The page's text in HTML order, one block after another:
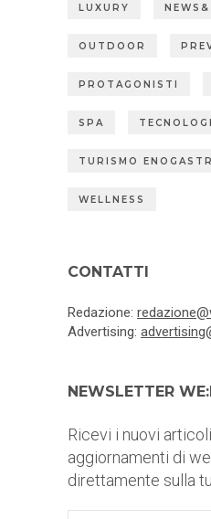
LUXURY
OUTDOOR
PROTAGONISTI
SPA
TURISMO
WELLNESS
CONTATTI
Redazione:
Advertising:
NEWSLETTER
Ricevi i nuovi
aggiornamenti di
direttamente sulla